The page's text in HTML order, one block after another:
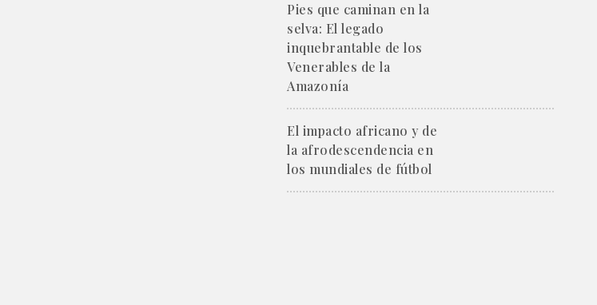
Pies que caminan en la
selva: El legado
inquebrantable de los
Venerables de la
Amazonía
El impacto africano y de
la afrodescendencia en
los mundiales de fútbol